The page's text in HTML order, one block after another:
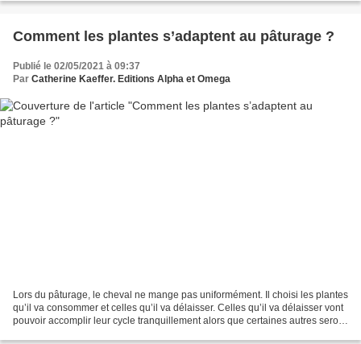
Comment les plantes s’adaptent au pâturage ?
Publié le 02/05/2021 à 09:37
Par Catherine Kaeffer. Editions Alpha et Omega
Lors du pâturage, le cheval ne mange pas uniformément. Il choisi les plantes
qu’il va consommer et celles qu’il va délaisser. Celles qu’il va délaisser vont
pouvoir accomplir leur cycle tranquillement alors que certaines autres seront